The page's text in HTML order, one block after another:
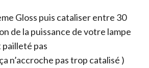
Gloss puis cataliser entre 30
de la puissance de votre lampe
pas
n’accroche pas trop catalisé )